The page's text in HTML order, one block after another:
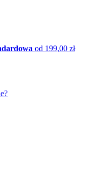
od 199,00 zł